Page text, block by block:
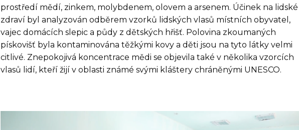
prostředí mědí, zinkem, molybdenem, olovem a arsenem. Účinek na lidské
zdraví byl analyzován odběrem vzorků lidských vlasů místních obyvatel,
vajec domácích slepic a půdy z dětských hřišť. Polovina zkoumaných
pískovišť byla kontaminována těžkými kovy a děti jsou na tyto látky velmi
citlivé. Znepokojivá koncentrace mědi se objevila také v několika vzorcích
vlasů lidí, kteří žijí v oblasti známé svými kláštery chráněnými UNESCO.